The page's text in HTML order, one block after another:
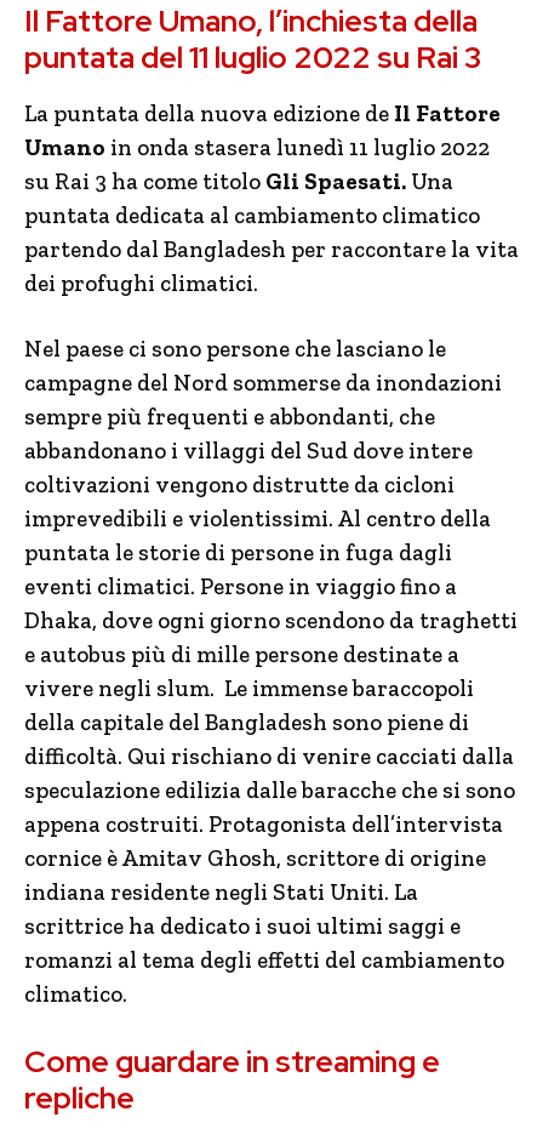
Il Fattore Umano, l’inchiesta della
puntata del 11 luglio 2022 su Rai 3
La puntata della nuova edizione de Il Fattore
Umano in onda stasera lunedì 11 luglio 2022
su Rai 3 ha come titolo Gli Spaesati. Una
puntata dedicata al cambiamento climatico
partendo dal Bangladesh per raccontare la vita
dei profughi climatici.
Nel paese ci sono persone che lasciano le
campagne del Nord sommerse da inondazioni
sempre più frequenti e abbondanti, che
abbandonano i villaggi del Sud dove intere
coltivazioni vengono distrutte da cicloni
imprevedibili e violentissimi. Al centro della
puntata le storie di persone in fuga dagli
eventi climatici. Persone in viaggio fino a
Dhaka, dove ogni giorno scendono da traghetti
e autobus più di mille persone destinate a
vivere negli slum. Le immense baraccopoli
della capitale del Bangladesh sono piene di
difficoltà. Qui rischiano di venire cacciati dalla
speculazione edilizia dalle baracche che si sono
appena costruiti. Protagonista dell’intervista
cornice è Amitav Ghosh, scrittore di origine
indiana residente negli Stati Uniti. La
scrittrice ha dedicato i suoi ultimi saggi e
romanzi al tema degli effetti del cambiamento
climatico.
Come guardare in streaming e
repliche